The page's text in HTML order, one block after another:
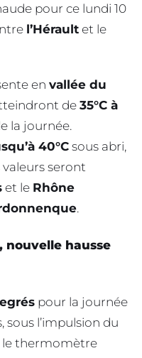
pour ce lundi 10
l’Hérault et le
en vallée du
de 35°C à
la journée.
40°C sous abri,
valeurs seront
et le Rhône
.
nouvelle hausse
pour la journée
sous l’impulsion du
le thermomètre